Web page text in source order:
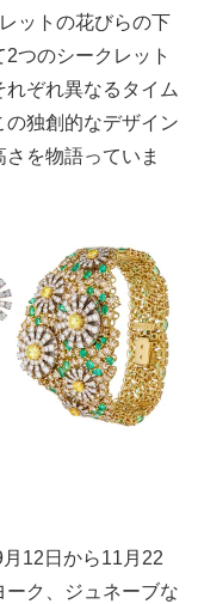
ットの花びらの下
つのシークレット
ぞれ異なるタイム
独創的なデザイン
を物語っていま
12日から11月22
ーク、ジュネーブな